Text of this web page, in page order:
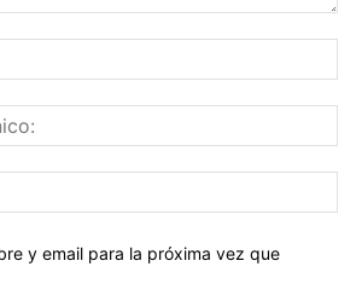
y email para la próxima vez que